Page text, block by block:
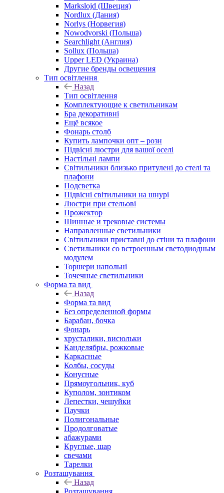
Markslojd (Швеция)
Nordlux (Дания)
Norlys (Норвегия)
Nowodvorski (Польша)
Searchlight (Англия)
Sollux (Польша)
Upper LED (Украина)
Другие бренды освещения
Тип освітлення
Назад
Тип освітлення
Комплектующие к светильникам
Бра декоративні
Ещё всякое
Фонарь столб
Купить лампочки опт – розн
Підвісні люстри для вашої оселі
Настільні лампи
Світильники близько притулені до стелі та
плафони
Подсветка
Підвісні світильники на шнурі
Люстри при стельові
Прожектор
Шинные и трековые системы
Направленные светильники
Світильники приставні до стіни та плафони
Светильники со встроенным светодиодным
модулем
Торшери напольні
Точечные светильники
Форма та вид
Назад
Форма та вид
Без определенной формы
Барабан, бочка
Фонарь
хрусталики, висюльки
Канделябры, рожковые
Каркасные
Колбы, сосуды
Конусные
Прямоугольник, куб
Куполом, зонтиком
Лепестки, чешуйки
Паучки
Полигональные
Продолговатые
абажурами
Круглые, шар
свечами
Тарелки
Розташування
Назад
Розташування